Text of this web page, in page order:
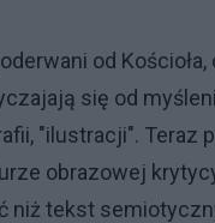
od
się od
"ilustracji".
obrazowej
niż tekst